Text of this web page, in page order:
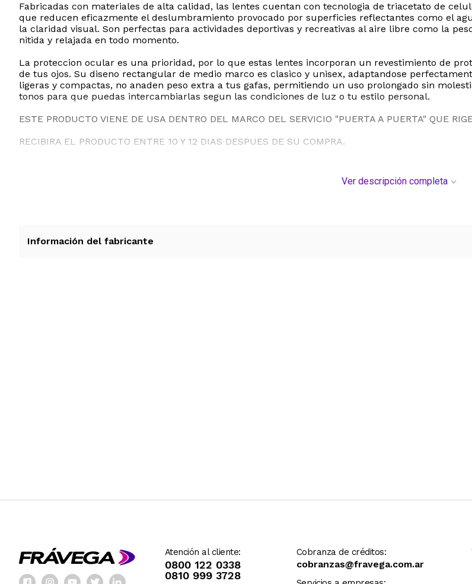
Fabricadas con materiales de alta calidad, las lentes cuentan con tecnologia de triacetato de
que reducen eficazmente el deslumbramiento provocado por superficies reflectantes como el
la claridad visual. Son perfectas para actividades deportivas y recreativas al aire libre como la
nitida y relajada en todo momento.
La proteccion ocular es una prioridad, por lo que estas lentes incorporan un revestimiento de
de tus ojos. Su diseno rectangular de medio marco es clasico y unisex, adaptandose
ligeras y compactas, no anaden peso extra a tus gafas, permitiendo un uso prolongado sin
tonos para que puedas intercambiarlas segun las condiciones de luz o tu estilo personal.
ESTE PRODUCTO VIENE DE USA DENTRO DEL MARCO DEL SERVICIO "PUERTA A PUERTA" QUE
RECIBIRA EL PRODUCTO ENTRE 10 Y 12 DIAS DESPUES DE SU COMPRA.
Ver descripción completa
Información del fabricante
Atención al cliente:
0800 122 0338
0810 999 3728
Cobranza de créditos:
cobranzas@fravega.com.ar